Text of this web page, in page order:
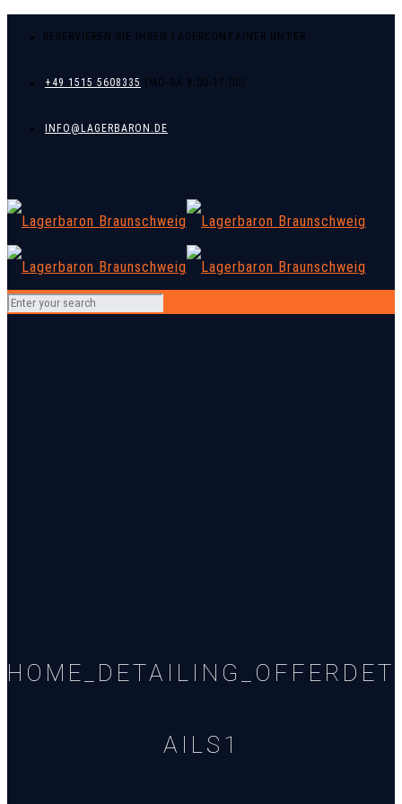
RESERVIEREN SIE IHREN LAGERCONTAINER UNTER
+49 1515 5608335
INFO@LAGERBARON.DE
HOME_DETAILING_OFFERDET
AILS1